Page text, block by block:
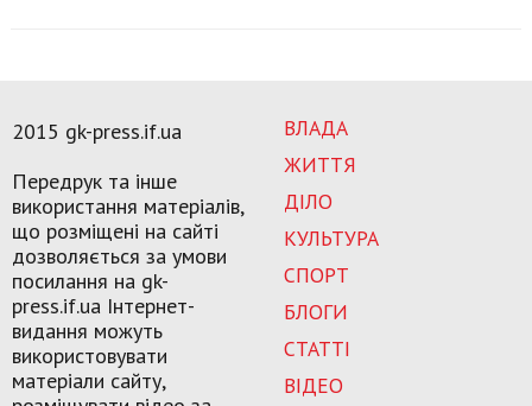
ВЛАДА
ЖИТТЯ
ДІЛО
КУЛЬТУРА
СПОРТ
БЛОГИ
СТАТТІ
ВІДЕО
2015 gk-press.if.ua
Передрук та інше
використання матеріалів,
що розміщені на сайті
дозволяється за умови
посилання на gk-
press.if.ua Інтернет-
видання можуть
використовувати
матеріали сайту,